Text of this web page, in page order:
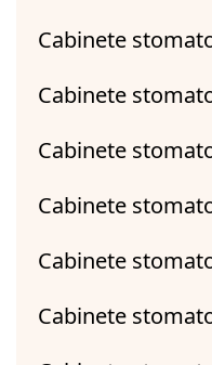
Cabinete
Cabinete
Cabinete
Cabinete
Cabinete
Cabinete